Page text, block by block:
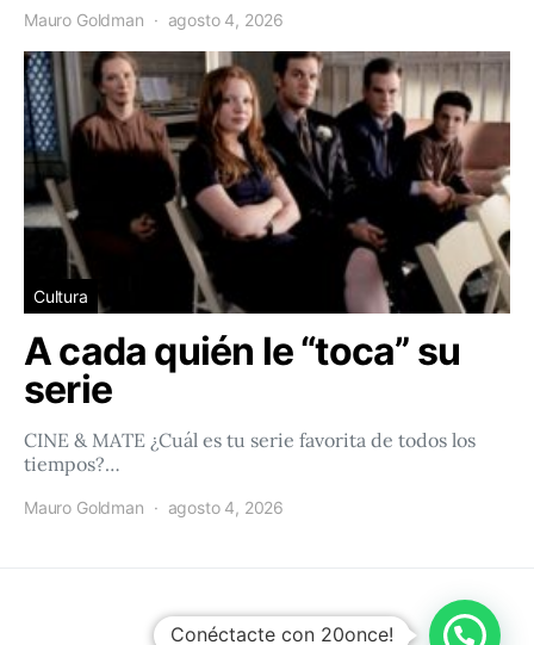
Mauro Goldman agosto 4, 2026
Cultura
A cada quién le “toca” su
serie
CINE & MATE ¿Cuál es tu serie favorita de todos los
tiempos?…
Mauro Goldman agosto 4, 2026
20once
Conéctacte con 20once!